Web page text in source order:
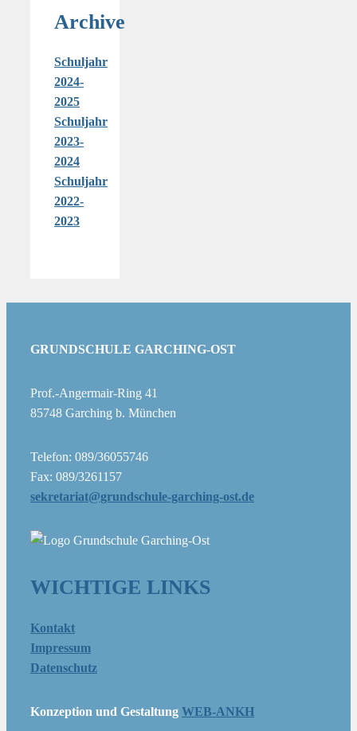
Archive
Schuljahr
2024-
2025
Schuljahr
2023-
2024
Schuljahr
2022-
2023
GRUNDSCHULE GARCHING-OST
Prof.-Angermair-Ring 41
85748 Garching b. München
Telefon: 089/36055746
Fax: 089/3261157
sekretariat@grundschule-garching-ost.de
WICHTIGE LINKS
Kontakt
Impressum
Datenschutz
Konzeption und Gestaltung WEB-ANKH